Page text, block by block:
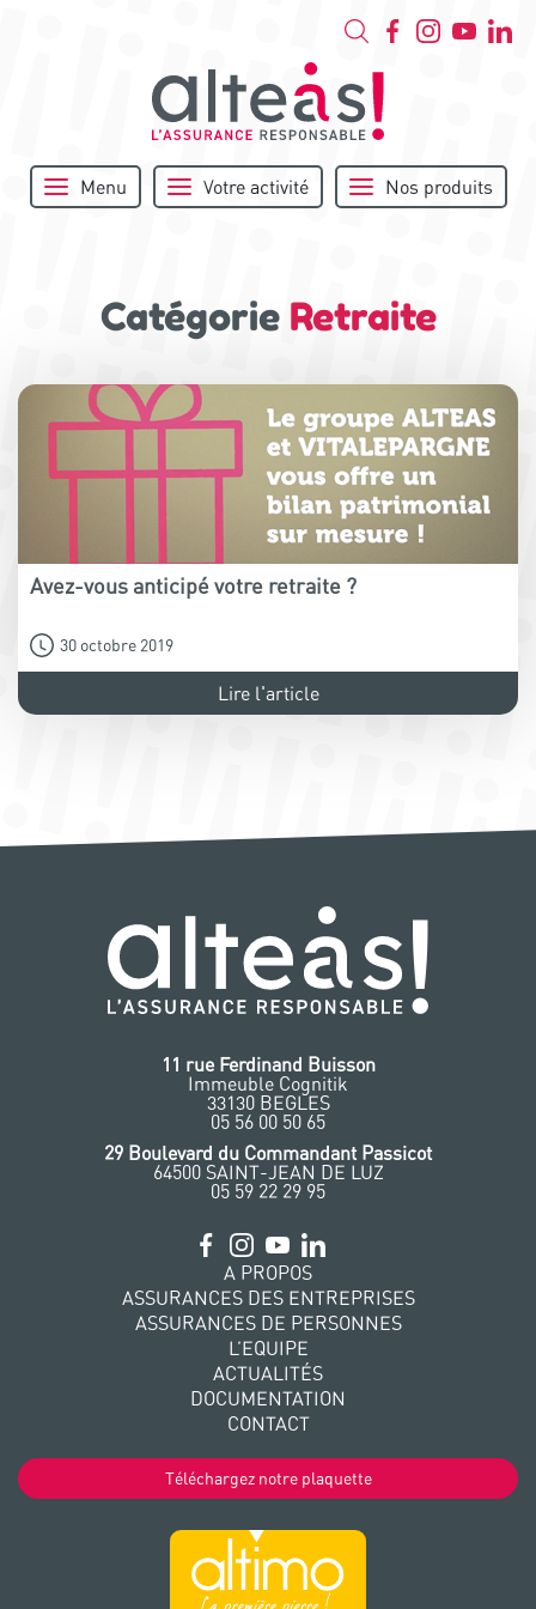
Menu Votre activité Nos produits
Catégorie Retraite
Avez-vous anticipé votre retraite ?
30 octobre 2019
Lire l'article
11 rue Ferdinand Buisson
Immeuble Cognitik
33130 BEGLES
‭05 56 00 50 65
‭29 Boulevard du Commandant Passicot
64500 SAINT-JEAN DE LUZ
05 59 22 29 95
A PROPOS
ASSURANCES DES ENTREPRISES
ASSURANCES DE PERSONNES
L’EQUIPE
ACTUALITÉS
DOCUMENTATION
CONTACT
Téléchargez notre plaquette